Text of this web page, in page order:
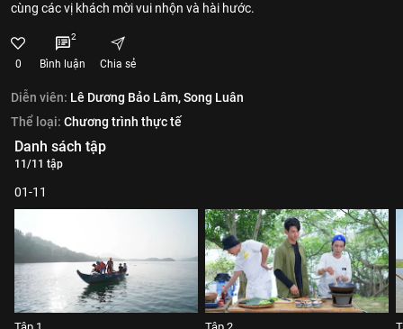
cùng các vị khách mời vui nhộn và hài hước.
0
2
Bình luận Chia sẻ
Diễn viên: Lê Dương Bảo Lâm,Song Luân
Thể loại: Chương trình thực tế
Danh sách tập
11/11 tập
01-11